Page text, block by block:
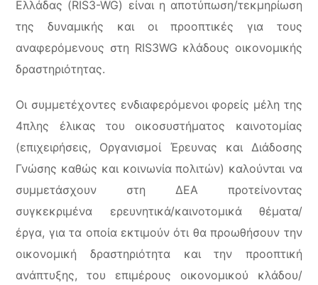
Ελλάδας (RIS3-WG) είναι η αποτύπωση/τεκμηρίωση
της δυναμικής και οι προοπτικές για τους
αναφερόμενους στη RIS3WG κλάδους οικονομικής
δραστηριότητας.
Οι συμμετέχοντες ενδιαφερόμενοι φορείς μέλη της
4πλης έλικας του οικοσυστήματος καινοτομίας
(επιχειρήσεις, Οργανισμοί Έρευνας και Διάδοσης
Γνώσης καθώς και κοινωνία πολιτών) καλούνται να
συμμετάσχουν στη ΔΕΑ προτείνοντας
συγκεκριμένα ερευνητικά/καινοτομικά θέματα/
έργα, για τα οποία εκτιμούν ότι θα προωθήσουν την
οικονομική δραστηριότητα και την προοπτική
ανάπτυξης, του επιμέρους οικονομικού κλάδου/